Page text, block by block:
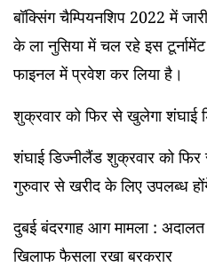
बॉक्सिंग चैम्पियनशिप 2022 में
के ला नुसिया में चल रहे इस
फाइनल में प्रवेश कर लिया है।
शुक्रवार को फिर से खुलेगा शंघाई
शंघाई डिज्नीलैंड शुक्रवार को
गुरुवार से खरीद के लिए उपलब्ध
दुबई बंदरगाह आग मामला :
खिलाफ फैसला रखा बरकरार